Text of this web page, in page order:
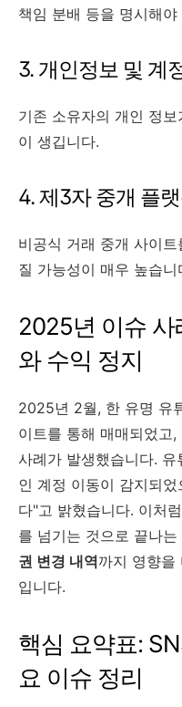
책임 분배 등을 명시해야
3. 개인정보 및 계
기존 소유자의 개인 정
이 생깁니다.
4. 제3자 중개 플
비공식 거래 중개 사이
질 가능성이 매우 높습니
2025년 이슈 사
와 수익 정지
2025년 2월, 한 유명 유
이트를 통해 매매되었고
사례가 발생했습니다.
인 계정 이동이 감지되
다"고 밝혔습니다. 이처
를 넘기는 것으로 끝나는
권 변경 내역까지 영향을
입니다.
핵심 요약표:
요 이슈 정리